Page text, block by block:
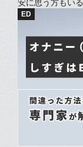
安に思う方もいるでしょう。 喫煙者
喫煙者の2倍になる
コが原因でなる
改善しやすいです。 この記事では、タバコとEDの
起こす原因、禁